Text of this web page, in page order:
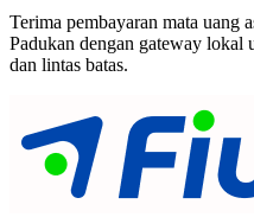
Terima pembayaran mata uang
Padukan dengan gateway lokal
dan lintas batas.